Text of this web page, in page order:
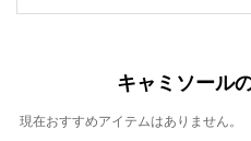
キャミソール
現在おすすめアイテムはありません。